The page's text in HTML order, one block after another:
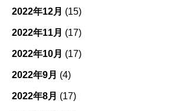
2022年12月 (15)
2022年11月 (17)
2022年10月 (17)
2022年9月 (4)
2022年8月 (17)